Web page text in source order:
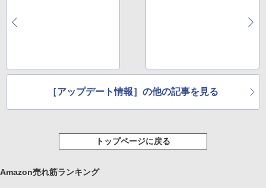
［アップデート情報］の他の記事を見る
トップページに戻る
Amazon売れ筋ランキング